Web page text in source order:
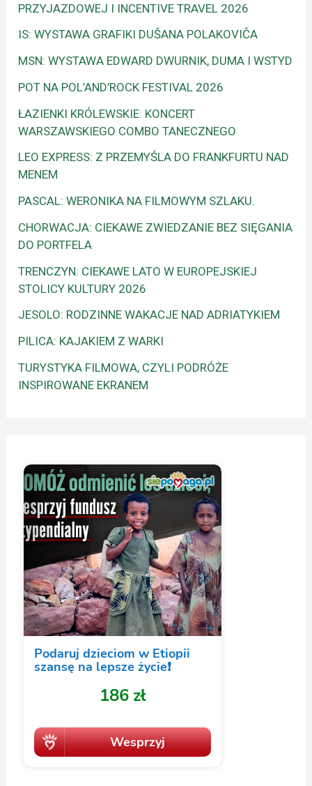
PRZYJAZDOWEJ I INCENTIVE TRAVEL 2026
IS: WYSTAWA GRAFIKI DUŠANA POLAKOVIČA
MSN: WYSTAWA EDWARD DWURNIK, DUMA I WSTYD
POT NA POL’AND’ROCK FESTIVAL 2026
ŁAZIENKI KRÓLEWSKIE: KONCERT
WARSZAWSKIEGO COMBO TANECZNEGO
LEO EXPRESS: Z PRZEMYŚLA DO FRANKFURTU NAD
MENEM
PASCAL: WERONIKA NA FILMOWYM SZLAKU.
CHORWACJA: CIEKAWE ZWIEDZANIE BEZ SIĘGANIA
DO PORTFELA
TRENCZYN: CIEKAWE LATO W EUROPEJSKIEJ
STOLICY KULTURY 2026
JESOLO: RODZINNE WAKACJE NAD ADRIATYKIEM
PILICA: KAJAKIEM Z WARKI
TURYSTYKA FILMOWA, CZYLI PODRÓŻE
INSPIROWANE EKRANEM